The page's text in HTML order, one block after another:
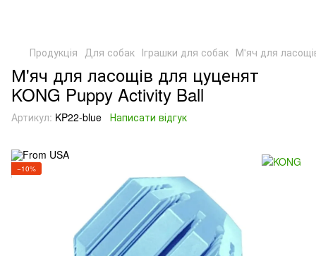
Продукція Для собак Іграшки для собак М'яч для
М'яч для ласощів для цуценят
KONG Puppy Activity Ball
Артикул: KP22-blue Написати відгук
−10%